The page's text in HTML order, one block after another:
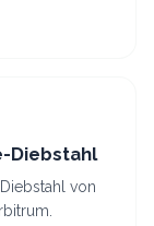
Diebstahl
von